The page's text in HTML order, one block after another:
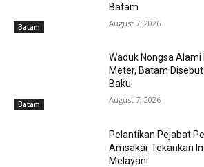
Batam
Batam
August 7, 2026
Batam
Waduk Nongsa
Meter, Batam
Baku
August 7, 2026
Pelantikan Pejabat
Amsakar Tekankan
Melayani